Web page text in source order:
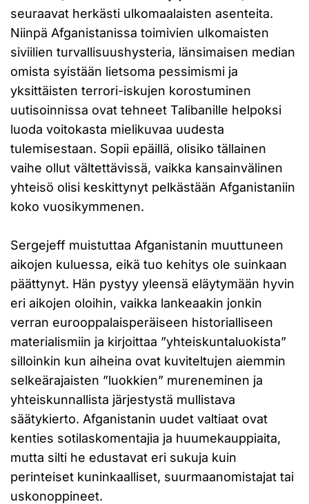
seuraavat herkästi ulkomaalaisten asenteita.
Niinpä Afganistanissa toimivien ulkomaisten
siviilien turvallisuushysteria, länsimaisen median
omista syistään lietsoma pessimismi ja
yksittäisten terrori-iskujen korostuminen
uutisoinnissa ovat tehneet Talibanille helpoksi
luoda voitokasta mielikuvaa uudesta
tulemisestaan. Sopii epäillä, olisiko tällainen
vaihe ollut vältettävissä, vaikka kansainvälinen
yhteisö olisi keskittynyt pelkästään Afganistaniin
koko vuosikymmenen.
Sergejeff muistuttaa Afganistanin muuttuneen
aikojen kuluessa, eikä tuo kehitys ole suinkaan
päättynyt. Hän pystyy yleensä eläytymään hyvin
eri aikojen oloihin, vaikka lankeaakin jonkin
verran eurooppalaisperäiseen historialliseen
materialismiin ja kirjoittaa ”yhteiskuntaluokista”
silloinkin kun aiheina ovat kuviteltujen aiemmin
selkeärajaisten ”luokkien” mureneminen ja
yhteiskunnallista järjestystä mullistava
säätykierto. Afganistanin uudet valtiaat ovat
kenties sotilaskomentajia ja huumekauppiaita,
mutta silti he edustavat eri sukuja kuin
perinteiset kuninkaalliset, suurmaanomistajat tai
uskonoppineet.